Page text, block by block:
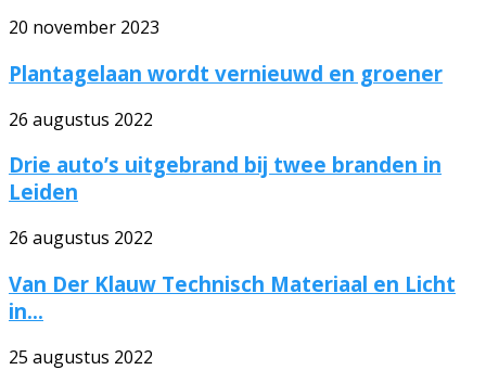
20 november 2023
Plantagelaan wordt vernieuwd en groener
26 augustus 2022
Drie auto’s uitgebrand bij twee branden in
Leiden
26 augustus 2022
Van Der Klauw Technisch Materiaal en Licht
in...
25 augustus 2022